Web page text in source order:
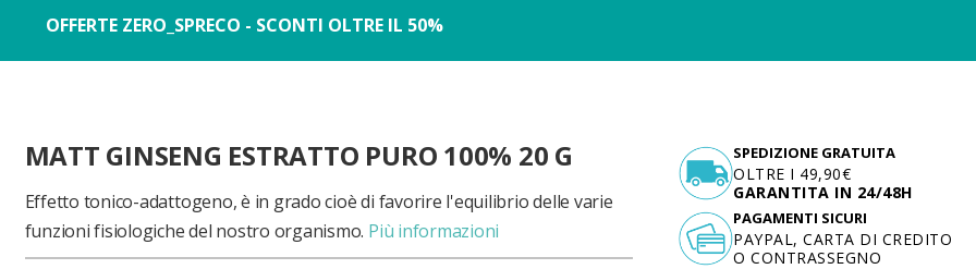
OFFERTE ZERO_SPRECO - SCONTI OLTRE IL 50%
MATT GINSENG ESTRATTO PURO 100% 20 G
Effetto tonico-adattogeno, è in grado cioè di favorire l'equilibrio delle varie
funzioni fisiologiche del nostro organismo. Più informazioni
SPEDIZIONE GRATUITA
OLTRE I 49,90€
GARANTITA IN 24/48H
PAGAMENTI SICURI
PAYPAL, CARTA DI CREDITO
O CONTRASSEGNO